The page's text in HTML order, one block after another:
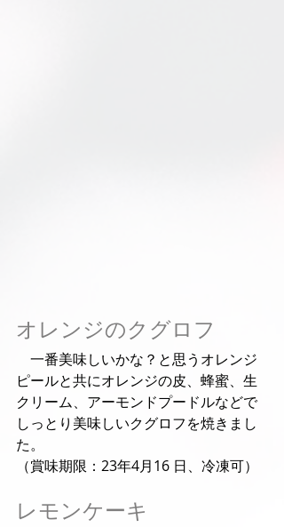
オレンジのクグロフ
一番美味しいかな？と思うオレンジ
ピールと共にオレンジの皮、蜂蜜、生
クリーム、アーモンドプードルなどで
しっとり美味しいクグロフを焼きまし
た。
（賞味期限：23年4月16 日、冷凍可）
レモンケーキ